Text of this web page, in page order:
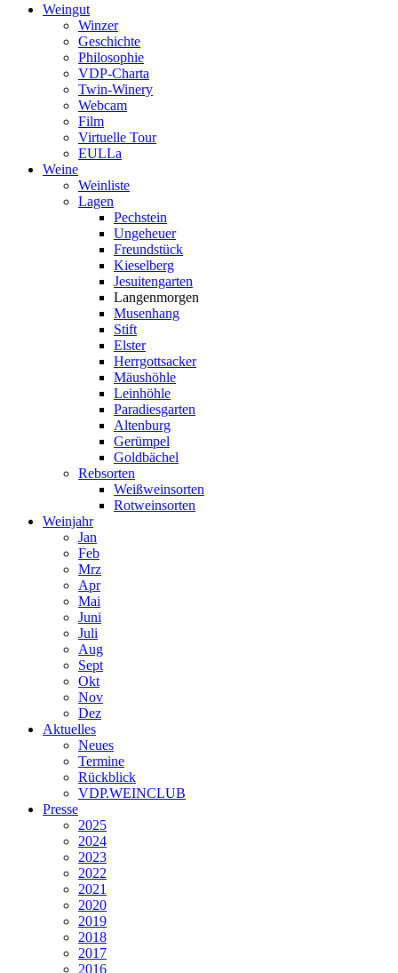
Weingut
Winzer
Geschichte
Philosophie
VDP-Charta
Twin-Winery
Webcam
Film
Virtuelle Tour
EULLa
Weine
Weinliste
Lagen
Pechstein
Ungeheuer
Freundstück
Kieselberg
Jesuitengarten
Langenmorgen
Musenhang
Stift
Elster
Herrgottsacker
Mäushöhle
Leinhöhle
Paradiesgarten
Altenburg
Gerümpel
Goldbächel
Rebsorten
Weißweinsorten
Rotweinsorten
Weinjahr
Jan
Feb
Mrz
Apr
Mai
Juni
Juli
Aug
Sept
Okt
Nov
Dez
Aktuelles
Neues
Termine
Rückblick
VDP.WEINCLUB
Presse
2025
2024
2023
2022
2021
2020
2019
2018
2017
2016